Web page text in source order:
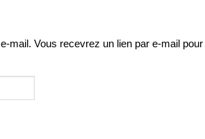
mail. Vous recevrez un lien par e-mail